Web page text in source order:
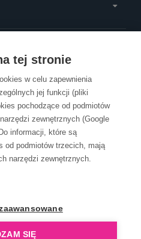
tej stronie
w celu zapewnienia
jej funkcji (pliki
pochodzące od podmiotów
zewnętrznych (Google
informacji, które są
od podmiotów trzecich, mają
narzędzi zewnętrznych.
SIĘ
ReflectGroup.